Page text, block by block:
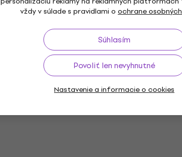
vždy v súlade s pravidlami o ochrane
Súhlasím
Povoliť len nevyhnutné
Nastavenie a informacie o cookies
zlepšuje prístup k
poskytuje silný sustain
robustný zvuk a komfort